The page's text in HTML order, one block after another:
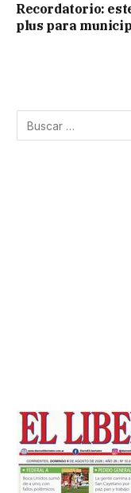
Recordatorio:
plus para